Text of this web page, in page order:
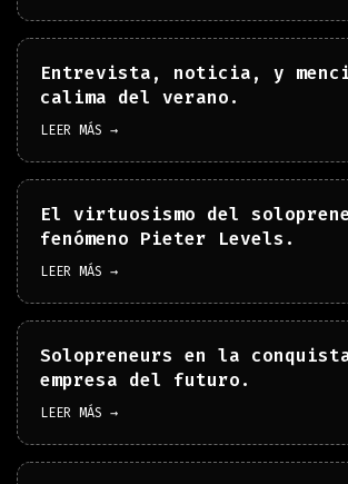
Entrevista, noticia, y
calima del verano.
LEER MÁS →
El virtuosismo del
fenómeno Pieter Levels.
LEER MÁS →
Solopreneurs en la
empresa del futuro.
LEER MÁS →